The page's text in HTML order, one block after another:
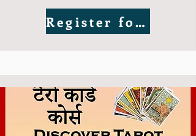
Register for Demo